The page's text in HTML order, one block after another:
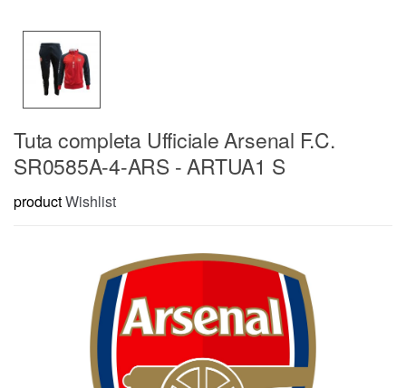
Tuta completa Ufficiale Arsenal F.C.
SR0585A-4-ARS - ARTUA1 S
productWishlist